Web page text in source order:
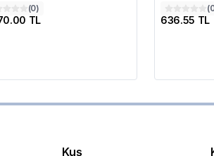
(0)
TL
(
636.55 TL
Kuş